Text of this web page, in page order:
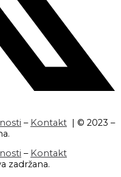
– Kontakt | © 2023 –
– Kontakt
zadržana.